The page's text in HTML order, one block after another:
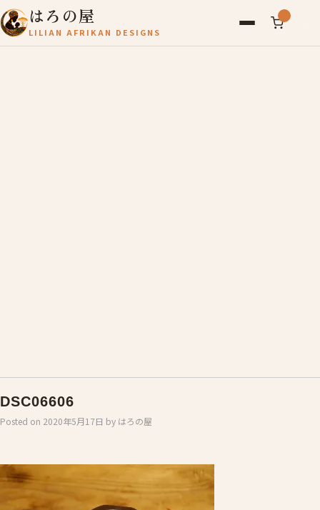
はろの屋
LILIAN AFRIKAN DESIGNS
DSC06606
Posted on 2020年5月17日 by はろの屋